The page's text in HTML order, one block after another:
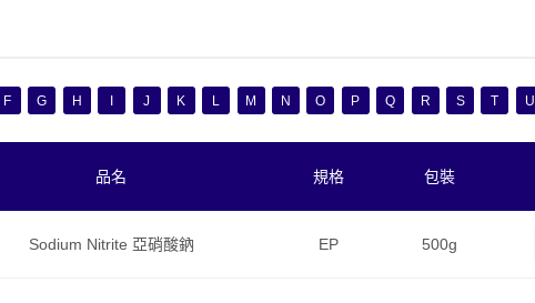
F G H J K L M N O P Q R S T U
品名 規格 包裝
Sodium Nitrite 亞硝酸鈉 EP 500g